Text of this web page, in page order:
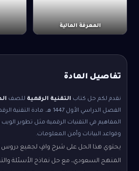
المعرفة المالية
تفاصيل المادة
نقدم لكم حل كتاب التقنية الرقمية للصف
الفصل الدراسي الأول
مادة التقنية
المفاهيم في التقنيات الرقمية مثل تطوير الويب
وقواعد البيانات وأمن المعلومات.
يحتوي هذا الحل على شرح وافٍ لجميع دروس
المنهج السعودي، مع حل نماذج الأسئلة